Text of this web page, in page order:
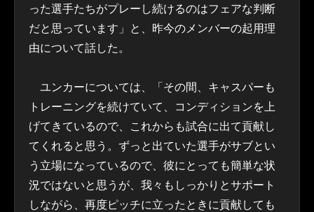
った選手たちがプレーし続けるのはフェアな判断
だと思っています」と、昨今のメンバーの起用理
由について話した。
ユンカーについては、「その間、キャスパーも
トレーニングを続けていて、コンディションを上
げてきているので、これからも試合に出て貢献し
てくれると思う。ずっと出ていた選手がサブとい
う立場になっているので、彼にとっても簡単な状
況ではないと思うが、我々もしっかりとサポート
しながら、再度ピッチに立ったときに貢献しても